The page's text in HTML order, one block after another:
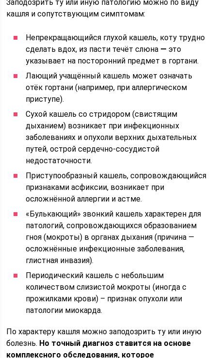
Заподозрить ту или иную патологию можно по виду
кашля и сопутствующим симптомам:
Непрекращающийся глухой кашель, коту трудно
сделать вдох, из пасти течёт слюна — это
указывает на посторонний предмет в гортани.
Лающий учащённый кашель может означать
отёк гортани (например, при аллергическом
приступе).
Сухой кашель со стридором (свистящим
дыханием) возникает при инфекционных
заболеваниях и опухоли верхних дыхательных
путей, острой сердечно-сосудистой
недостаточности.
Приступообразный кашель, сопровождающийся
признаками асфиксии, возникает при
осложнённой аллергии и астме.
«Булькающий» звонкий кашель характерен для
патологий, сопровождающихся образованием
гноя (мокроты) в органах дыхания (причина —
осложнённые инфекционные заболевания,
глистная инвазия).
Периодический кашель с небольшим
количеством слизистой мокроты (иногда с
прожилками крови) – признак опухоли или
патологии миокарда.
По характеру кашля можно заподозрить ту или иную
болезнь. Но точный диагноз ставится на основе
комплексного обследования, которое